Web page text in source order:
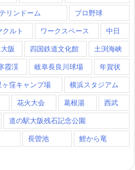
リンドーム
プロ野球
クルト ワークスペース
中日
阪 四国鉄道文化館
土渕海峡
霞渓 岐阜長良川球場
年賀状
ヶ窪キャンプ場
横浜スタジアム
花火大会 葛根湯
西武
道の駅大阪残石記念公園
長曽池 鯉から竜